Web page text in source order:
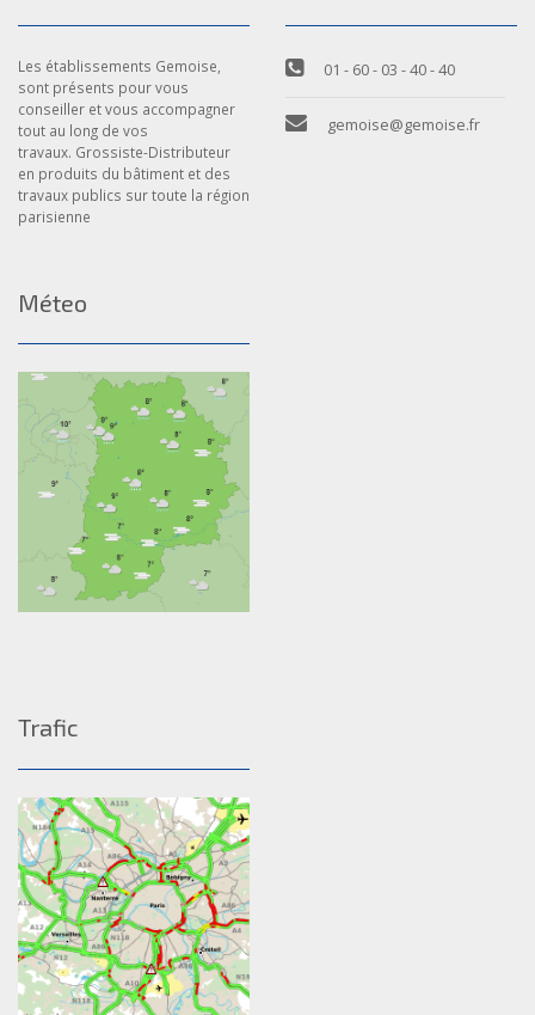
Les établissements Gemoise,
sont présents pour vous
conseiller et vous accompagner
tout au long de vos
travaux. Grossiste-Distributeur
en produits du bâtiment et des
travaux publics sur toute la région
parisienne
01 - 60 - 03 - 40 - 40
gemoise@gemoise.fr
Méteo
Trafic